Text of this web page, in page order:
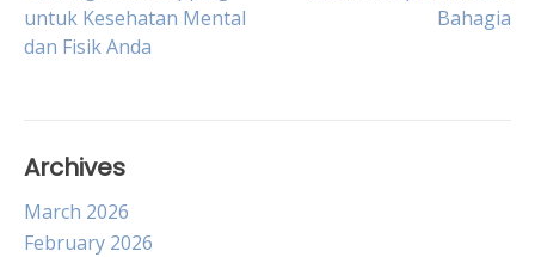
navigation
untuk Kesehatan Mental
dan Fisik Anda
Bahagia
Archives
March 2026
February 2026